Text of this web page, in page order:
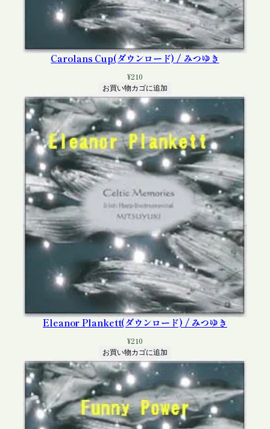
Carolans Cup(ダウンロード) / みつゆき
¥210
お買い物カゴに追加
Eleanor Plankett(ダウンロード) / みつゆき
¥210
お買い物カゴに追加